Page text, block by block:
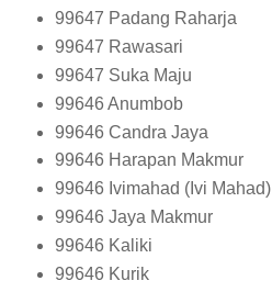
99647 Padang Raharja
99647 Rawasari
99647 Suka Maju
99646 Anumbob
99646 Candra Jaya
99646 Harapan Makmur
99646 Ivimahad (Ivi Mahad)
99646 Jaya Makmur
99646 Kaliki
99646 Kurik